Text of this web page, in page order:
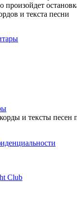
произойдет
и текста песни
и тексты песен